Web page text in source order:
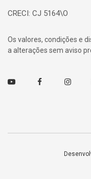
CRECI: CJ 5164\O
Os valores, condições e
a alterações sem aviso
Youtube Facebook